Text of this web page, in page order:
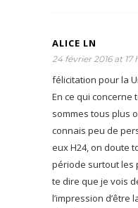
ALICE LN
24 février 2016 at 17
félicitation pour la
En ce qui concerne
sommes tous plus
connais peu de
eux H24, on doute
période surtout les
te dire que je vois
l’impression